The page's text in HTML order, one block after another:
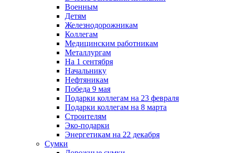
Военным
Детям
Железнодорожникам
Коллегам
Медицинским работникам
Металлургам
На 1 сентября
Начальнику
Нефтяникам
Победа 9 мая
Подарки коллегам на 23 февраля
Подарки коллегам на 8 марта
Строителям
Эко-подарки
Энергетикам на 22 декабря
Сумки